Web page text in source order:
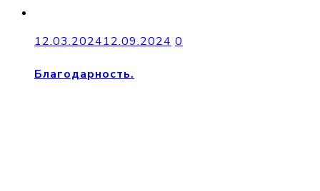
12.03.202412.09.2024 0
Благодарность.